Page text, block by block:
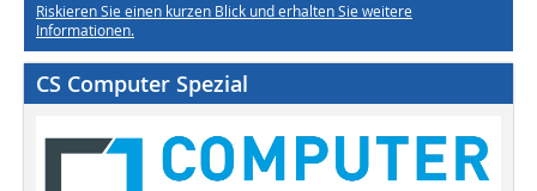
Riskieren Sie einen kurzen Blick und erhalten Sie weitere
Informationen.
CS Computer Spezial